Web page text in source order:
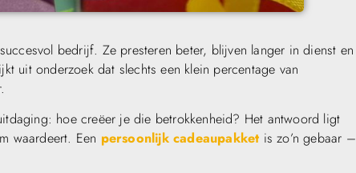
bedrijf. Ze presteren beter, blijven langer in dienst en
uit onderzoek dat slechts een klein percentage van
hoe creëer je die betrokkenheid? Het antwoord ligt
waardeert. Een persoonlijk cadeaupakket is zo’n gebaar –